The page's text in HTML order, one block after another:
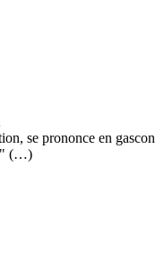
se prononce en gascon
(…)